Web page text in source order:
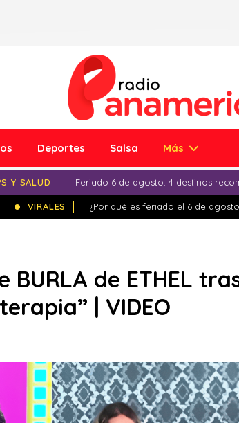
Deportes Salsa Más
Y SALUD Feriado 6 de agosto: 4 destinos
VIRALES ¿Por qué es feriado el 6 de
BURLA de ETHEL
| VIDEO